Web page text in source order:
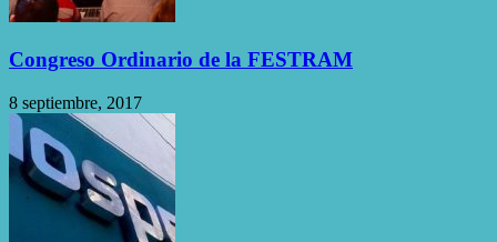
Congreso Ordinario de la FESTRAM
8 septiembre, 2017